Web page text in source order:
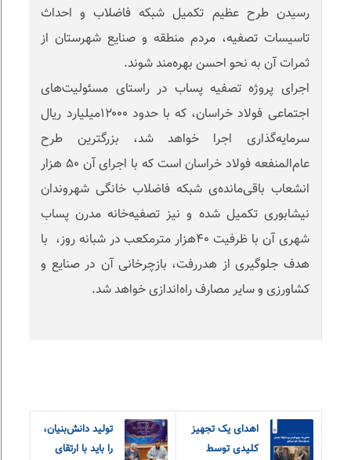
رسیدن طرح عظیم تکمیل شبکه فاضلاب و احداث
تاسیسات تصفیه، مردم منطقه و صنایع شهرستان از
ثمرات آن به نحو احسن بهره‌مند شوند.
اجرای پروژه تصفیه پساب در راستای مسئولیت‌های
اجتماعی فولاد خراسان، که با حدود ۱۲۰۰۰میلیارد ریال
سرمایه‌گذاری اجرا خواهد شد، بزرگترین طرح
عام‌المنفعه فولاد خراسان است که با اجرای آن ۵۰ هزار
انشعاب باقی‌مانده‌ی شبکه فاضلاب خانگی شهروندان
نیشابوری تکمیل شده و نیز تصفیه‌خانه مدرن پساب
شهری آن با ظرفیت ۴۰هزار مترمکعب در شبانه روز، با
هدف جلوگیری از هدررفت، بازچرخانی آن در صنایع و
کشاورزی و سایر مصارف راه‌اندازی خواهد شد.
اهدای یک تجهیز
کلیدی توسط
تولید دانش‌بنیان،
را باید با ارتقای